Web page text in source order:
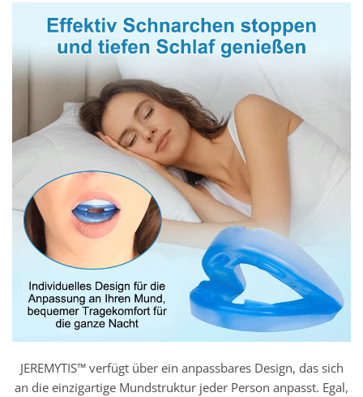
JEREMYTIS™ verfügt über ein anpassbares Design, das sich
an die einzigartige Mundstruktur jeder Person anpasst. Egal,